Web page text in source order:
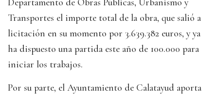
Departamento de Obras Públicas, Urbanismo y
Transportes el importe total de la obra, que salió a
licitación en su momento por 3.639.382 euros, y ya
ha dispuesto una partida este año de 100.000 para
iniciar los trabajos.
Por su parte, el Ayuntamiento de Calatayud aporta